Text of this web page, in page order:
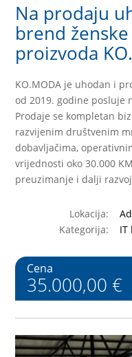
Na prodaju
brend
proizvoda
KO.MODA je uhodan i
od 2019. godine posluje
Prodaje se kompletan
razvijenim društvenim
dobavljačima,
vrijednosti oko 30.000
preuzimanje i dalji
Lokacija:
Kategorija:
IT
Cena
35.000,00 €